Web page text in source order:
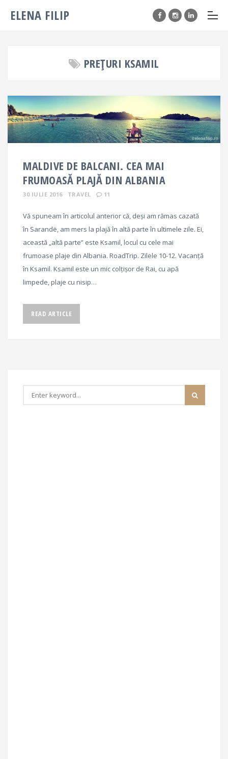
ELENA FILIP
PREȚURI KSAMIL
MALDIVE DE BALCANI. CEA MAI
FRUMOASĂ PLAJĂ DIN ALBANIA
30 IULIE 2016 TRAVEL 11
Vă spuneam în articolul anterior că, deși am rămas cazată
în Sarandë, am mers la plajă în altă parte în ultimele zile. Ei,
această „altă parte” este Ksamil, locul cu cele mai
frumoase plaje din Albania. RoadTrip. Zilele 10-12. Vacanță
în Ksamil. Ksamil este un mic colțișor de Rai, cu apă
limpede, plaje cu nisip…
READ ARTICLE